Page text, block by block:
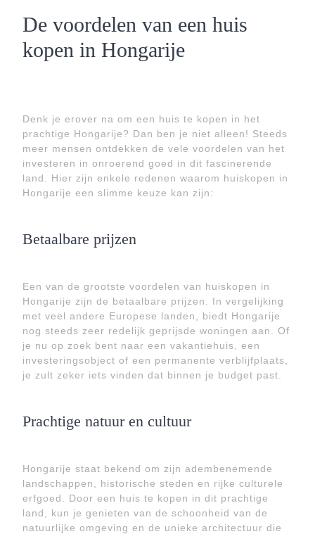
De voordelen van een huis
kopen in Hongarije
Denk je erover na om een huis te kopen in het
prachtige Hongarije? Dan ben je niet alleen! Steeds
meer mensen ontdekken de vele voordelen van het
investeren in onroerend goed in dit fascinerende
land. Hier zijn enkele redenen waarom huiskopen in
Hongarije een slimme keuze kan zijn:
Betaalbare prijzen
Een van de grootste voordelen van huiskopen in
Hongarije zijn de betaalbare prijzen. In vergelijking
met veel andere Europese landen, biedt Hongarije
nog steeds zeer redelijk geprijsde woningen aan. Of
je nu op zoek bent naar een vakantiehuis, een
investeringsobject of een permanente verblijfplaats,
je zult zeker iets vinden dat binnen je budget past.
Prachtige natuur en cultuur
Hongarije staat bekend om zijn adembenemende
landschappen, historische steden en rijke culturele
erfgoed. Door een huis te kopen in dit prachtige
land, kun je genieten van de schoonheid van de
natuurlijke omgeving en de unieke architectuur die